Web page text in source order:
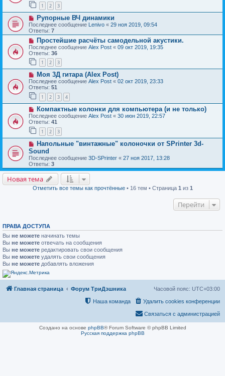
1 2 3
Рупорные ВЧ динамики
Последнее сообщение Lenivo « 29 ноя 2019, 09:54
Ответы: 7
Простейшие расчёты самодельной акустики.
Последнее сообщение Alex Post « 09 окт 2019, 19:35
Ответы: 36
1 2 3
Моя 3Д гитара (Alex Post)
Последнее сообщение Alex Post « 02 окт 2019, 23:33
Ответы: 51
1 2 3 4
Компактные колонки для компьютера (и не только)
Последнее сообщение Alex Post « 30 июн 2019, 22:57
Ответы: 41
1 2 3
Напольные "винтажные" колоночки от SPrinter 3d-
Sound
Последнее сообщение 3D-SPrinter « 27 ноя 2017, 13:28
Ответы: 3
Новая тема
Отметить все темы как прочтённые• 16 тем • Страница 1 из 1
Перейти
ПРАВА ДОСТУПА
Вы не можете начинать темы
Вы не можете отвечать на сообщения
Вы не можете редактировать свои сообщения
Вы не можете удалять свои сообщения
Вы не можете добавлять вложения
Главная страница Форум ТриДэшника Часовой пояс: UTC+03:00
Удалить cookies конференции
Наша команда
Связаться с администрацией
Создано на основе phpBB® Forum Software © phpBB Limited
Русская поддержка phpBB